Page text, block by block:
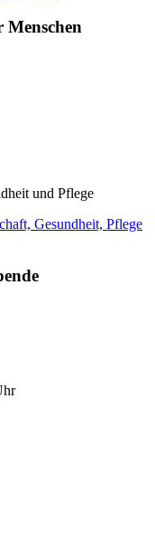
Menschen
und Pflege